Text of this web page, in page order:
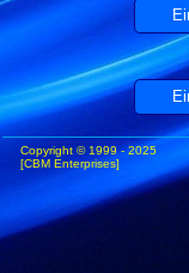
Copyright © 1999 - 2025
[CBM Enterprises]